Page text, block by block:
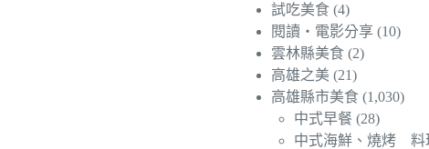
試吃美食 (4)
閱讀‧電影分享 (10)
雲林縣美食 (2)
高雄之美 (21)
高雄縣市美食 (1,030)
中式早餐 (28)
中式海鮮、燒烤 料